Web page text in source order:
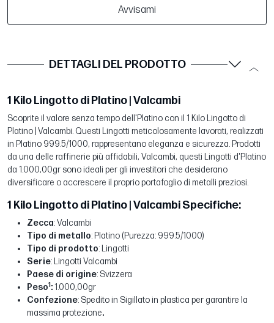
Avvisami
DETTAGLI DEL PRODOTTO
1 Kilo Lingotto di Platino | Valcambi
Scoprite il valore senza tempo dell'Platino con il 1 Kilo Lingotto di
Platino | Valcambi. Questi Lingotti meticolosamente lavorati, realizzati
in Platino 999.5/1000, rappresentano eleganza e sicurezza. Prodotti
da una delle raffinerie più affidabili, Valcambi, questi Lingotti d'Platino
da 1.000,00gr sono ideali per gli investitori che desiderano
diversificare o accrescere il proprio portafoglio di metalli preziosi.
1 Kilo Lingotto di Platino | Valcambi Specifiche:
Zecca: Valcambi
Tipo di metallo: Platino (Purezza: 999.5/1000)
Tipo di prodotto: Lingotti
Serie: Lingotti Valcambi
Paese di origine: Svizzera
Peso1: 1.000,00gr
Confezione: Spedito in Sigillato in plastica per garantire la
massima protezione.